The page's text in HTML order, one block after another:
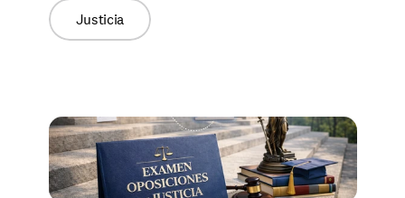
Justicia